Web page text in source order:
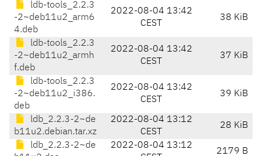
ldb-tools_2.2.3
-2~deb11u2_arm6
4.deb
2022-08-04 13:42
CEST
38 KiB
ldb-tools_2.2.3
-2~deb11u2_armh
f.deb
2022-08-04 13:42
CEST
37 KiB
ldb-tools_2.2.3
-2~deb11u2_i386.
deb
2022-08-04 13:42
CEST
39 KiB
ldb_2.2.3-2~de
b11u2.debian.tar.xz
2022-08-04 13:12
CEST
28 KiB
ldb_2.2.3-2~de
2022-08-04 13:12
2179 B